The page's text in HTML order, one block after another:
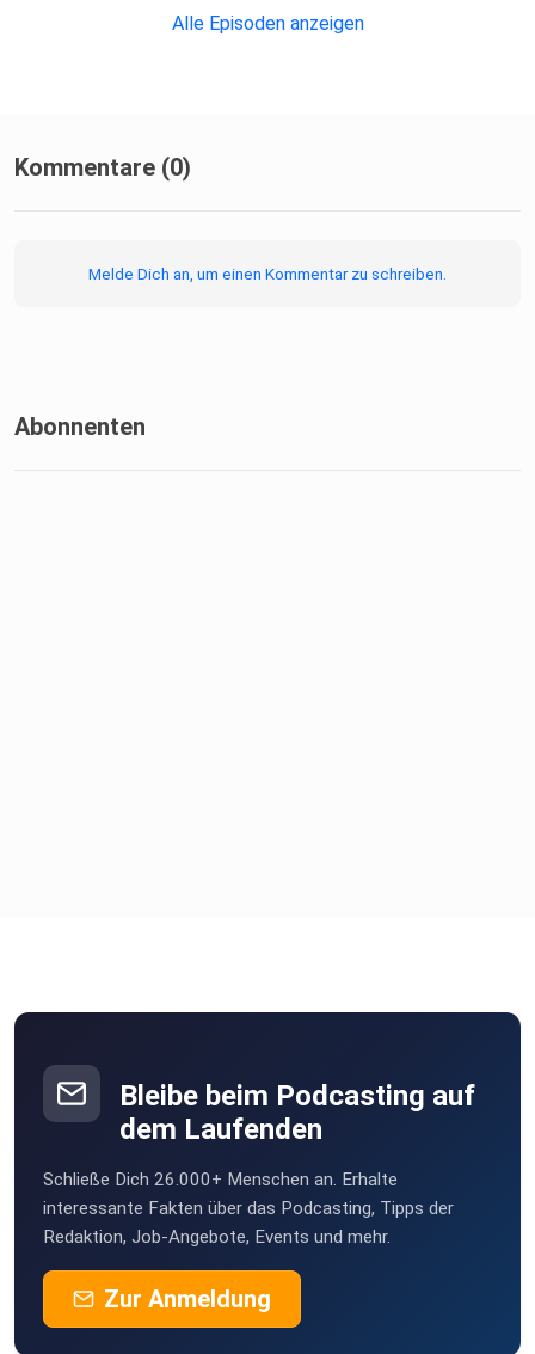
Alle Episoden anzeigen
Kommentare (0)
Melde Dich an, um einen Kommentar zu schreiben.
Abonnenten
Bleibe beim Podcasting auf
dem Laufenden
Schließe Dich 26.000+ Menschen an. Erhalte
interessante Fakten über das Podcasting, Tipps der
Redaktion, Job-Angebote, Events und mehr.
Zur Anmeldung